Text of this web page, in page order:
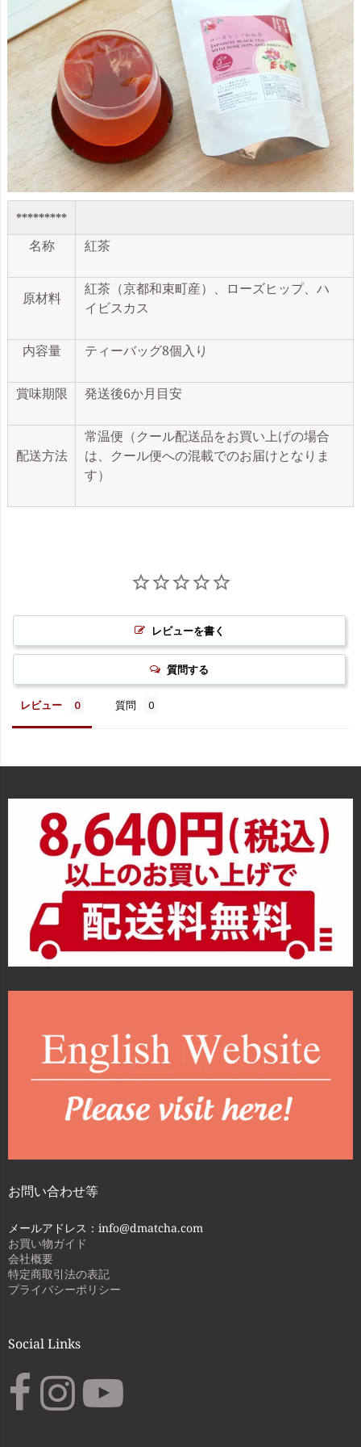
*********
名称 紅茶
原材料
紅茶（京都和束町産）、ローズヒップ、ハ
イビスカス
内容量 ティーバッグ8個入り
賞味期限 発送後6か月目安
配送方法
常温便（クール配送品をお買い上げの場合
は、クール便への混載でのお届けとなりま
す）
レビューを書く
質問する
レビュー 質問
お問い合わせ等
メールアドレス：info@dmatcha.com
お買い物ガイド
会社概要
特定商取引法の表記
プライバシーポリシー
Social Links